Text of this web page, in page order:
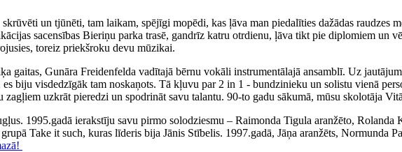
un tjūnēti, tam laikam, spējīgi mopēdi, kas ļāva man piedalīties dažādas raudzes
sacensības Bieriņu parka trasē, gandrīz katru otrdienu, ļāva tikt pie diplomiem un
toreiz priekšroku devu mūzikai.
gaitas, Gunāra Freidenfelda vadītajā bērnu vokāli instrumentālajā ansamblī. Uz
biju visdedzīgāk tam noskaņots. Tā kļuvu par 2 in 1 - bundzinieku un solistu vienā
uzkrāt pieredzi un spodrināt savu talantu. 90-to gadu sākumā, mūsu skolotāja
1995.gadā ierakstīju savu pirmo solodziesmu – Raimonda Tigula aranžēto,
Take it such, kuras līderis bija Jānis Stībelis. 1997.gadā, Jāņa aranžēts, Normunda